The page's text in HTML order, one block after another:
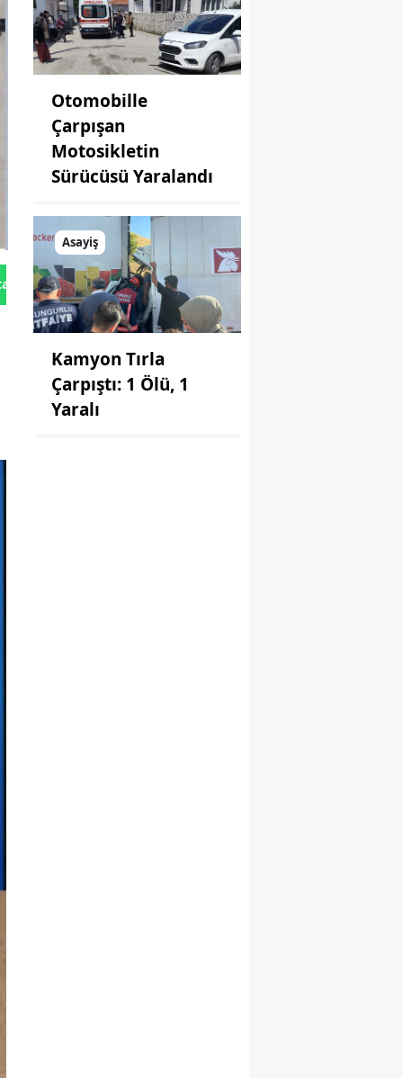
Gönder
Otomobille
Çarpışan
Motosikletin
Sürücüsü Yaralandı
Asayiş
Kamyon Tırla
Çarpıştı: 1 Ölü, 1
Yaralı